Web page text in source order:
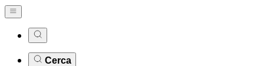
Cerca